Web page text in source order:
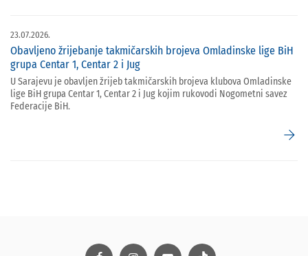
23.07.2026.
Obavljeno žrijebanje takmičarskih brojeva Omladinske lige BiH
grupa Centar 1, Centar 2 i Jug
U Sarajevu je obavljen žrijeb takmičarskih brojeva klubova Omladinske
lige BiH grupa Centar 1, Centar 2 i Jug kojim rukovodi Nogometni savez
Federacije BiH.
arrow_forward